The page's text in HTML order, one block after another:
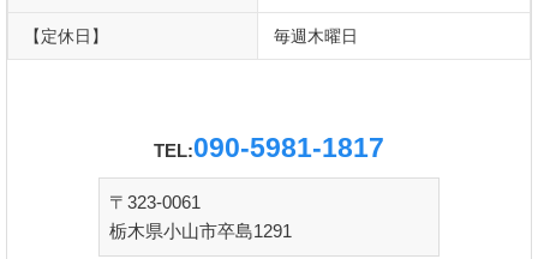
【定休日】 毎週木曜日
TEL:090-5981-1817
〒323-0061
栃木県小山市卒島1291